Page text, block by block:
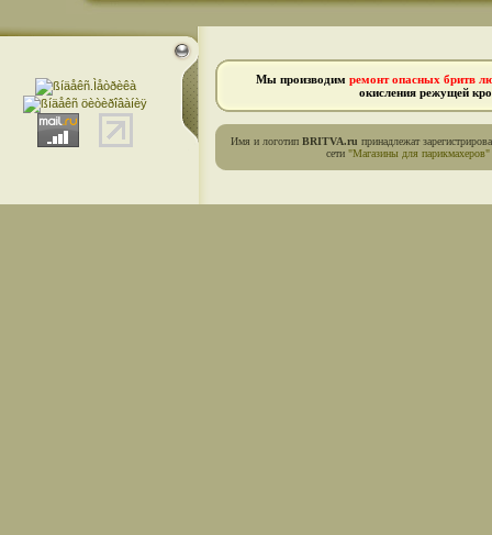
Мы производим ремонт опасных бритв
окисления режущей
Имя и логотип BRITVA.ru принадлежат
сети "Магазины для парикмахеров"